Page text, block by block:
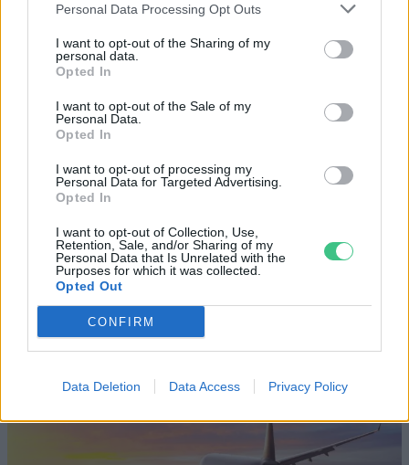
Personal Data Processing Opt Outs
I want to opt-out of the Sharing of my
personal data.
Opted In
I want to opt-out of the Sale of my
Personal Data.
Opted In
I want to opt-out of processing my
Personal Data for Targeted Advertising.
Opted In
I want to opt-out of Collection, Use,
Retention, Sale, and/or Sharing of my
Personal Data that Is Unrelated with the
Purposes for which it was collected.
Opted Out
CONFIRM
Data Deletion Data Access Privacy Policy
is. A jó idő beköszöntével érdemes minél többet felkeresni.
Születésnapi programokkal várja a
hétvégén a közönséget a 160 éves
ÉLŐ BOLYGÓNK
a legjobb lelőhelyek!